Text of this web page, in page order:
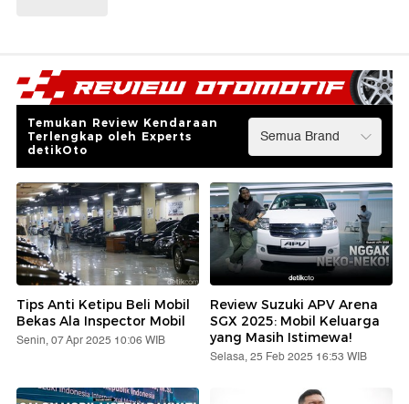
Temukan Review Kendaraan
Terlengkap oleh Experts
detikOto
Tips Anti Ketipu Beli Mobil
Bekas Ala Inspector Mobil
Senin, 07 Apr 2025 10:06 WIB
Review Suzuki APV Arena
SGX 2025: Mobil Keluarga
yang Masih Istimewa!
Selasa, 25 Feb 2025 16:53 WIB